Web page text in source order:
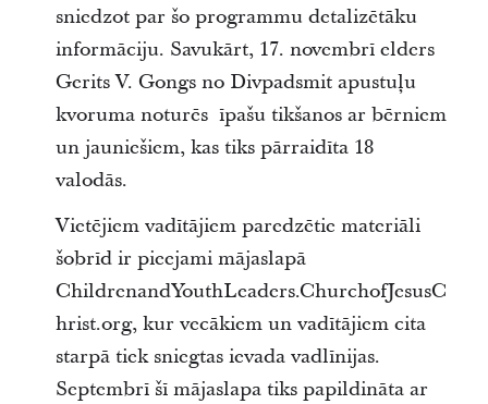
sniedzot par šo programmu detalizētāku
informāciju. Savukārt, 17. novembrī elders
Gerits V. Gongs no Divpadsmit apustuļu
kvoruma noturēs īpašu tikšanos ar bērniem
un jauniešiem, kas tiks pārraidīta 18
valodās.
Vietējiem vadītājiem paredzētie materiāli
šobrīd ir pieejami mājaslapā
ChildrenandYouthLeaders.ChurchofJesusC
hrist.org, kur vecākiem un vadītājiem cita
starpā tiek sniegtas ievada vadlīnijas.
Septembrī šī mājaslapa tiks papildināta ar